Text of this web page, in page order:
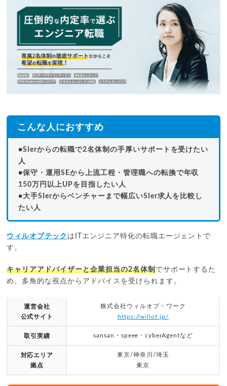
こんな人におすすめ
●SIerからの転職で2名体制の手厚いサポートを受けたい
人
●保守・運用SEから上流工程・管理職への転換で年収
150万円以上UPを目指したい人
●大手SIerからベンチャーまで幅広いSIer求人を比較し
たい人
ウィルオブテック はITエンジニア特化の転職エージェントで
す。
キャリアアドバイザーと企業担当の2名体制でサポートするた
め、多角的な視点からアドバイスを受けられます。
運営会社
公式サイト
株式会社ウィルオブ・ワーク
https://willof.jp/
取引実績 sansan・speee・cyberAgentなど
対応エリア
拠点
東京/神奈川/埼玉
東京